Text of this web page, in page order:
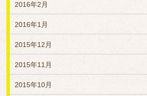
2016年2月
2016年1月
2015年12月
2015年11月
2015年10月